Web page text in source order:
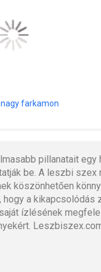
farkamon
pillanatait
be. A leszbi szex
köszönhetően
a kikapcsolódás
ízlésének